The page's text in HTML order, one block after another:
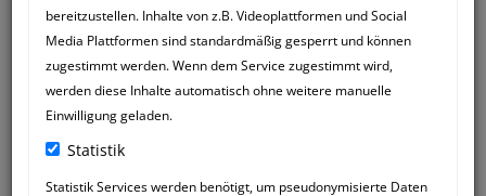
bereitzustellen. Inhalte von z.B. Videoplattformen und Social
Media Plattformen sind standardmäßig gesperrt und können
zugestimmt werden. Wenn dem Service zugestimmt wird,
werden diese Inhalte automatisch ohne weitere manuelle
Einwilligung geladen.
Statistik
Statistik Services werden benötigt, um pseudonymisierte Daten